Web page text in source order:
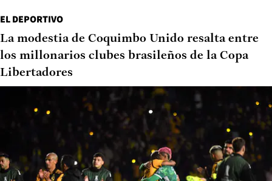
EL DEPORTIVO
La modestia de Coquimbo Unido resalta entre
los millonarios clubes brasileños de la Copa
Libertadores